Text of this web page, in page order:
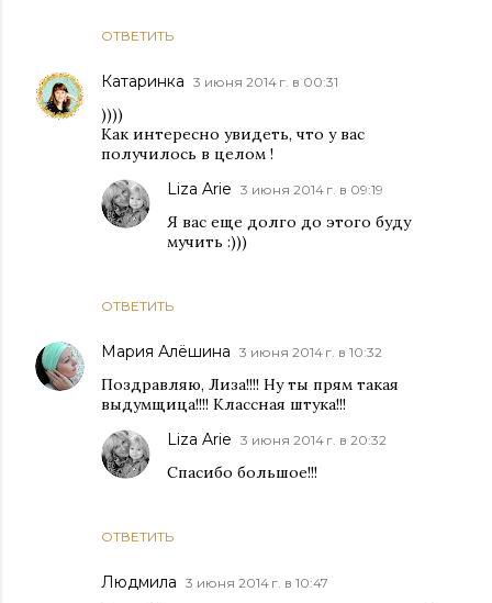
ОТВЕТИТЬ
Катаринка 3 июня 2014 г. в 00:31
))))
Как интересно увидеть, что у вас
получилось в целом !
ОТВЕТИТЬ
Liza Arie 3 июня 2014 г. в 09:19
Я вас еще долго до этого буду
мучить :)))
Мария Алёшина 3 июня 2014 г. в 10:32
Поздравляю, Лиза!!!! Ну ты прям такая
выдумщица!!!! Классная штука!!!
ОТВЕТИТЬ
Liza Arie 3 июня 2014 г. в 20:32
Спасибо большое!!!
Людмила 3 июня 2014 г. в 10:47